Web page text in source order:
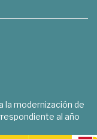
la modernización de
al año